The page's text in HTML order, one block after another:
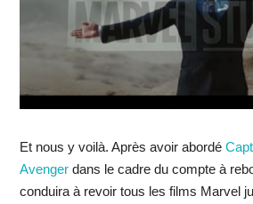
Et nous y voilà. Après avoir abordé
Avengerdans le cadre du compte à
conduira à revoir tous les films Marvel